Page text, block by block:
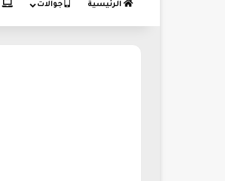
الرئيسية جوالات